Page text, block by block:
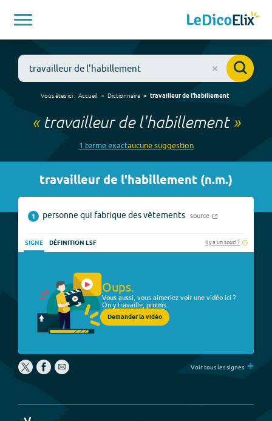
Vous êtes ici : Accueil Dictionnaire travailleur de l'habillement
« travailleur de l'habillement»
1 termeexactaucunesuggestion
travailleur de l'habillement (n.m.)
1 personne qui fabrique des vêtements source
SIGNE DÉFINITION LSF Il y a un souci ?
Oups.
Vous aussi, vous aimeriez voir une vidéo ici ?
On y travaille, promis.
Demander la vidéo
Voir tous les signes +